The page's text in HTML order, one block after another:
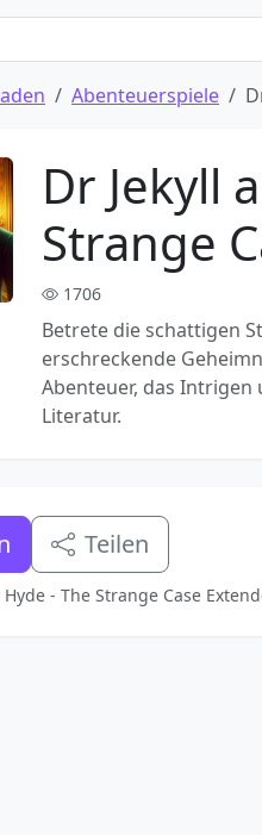
Abenteuerspiele
Dr Jekyll
Strange
1706
Betrete die schattigen
erschreckende
Abenteuer, das
Literatur.
Teilen
- The Strange Case